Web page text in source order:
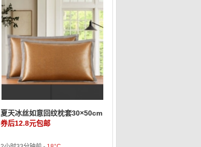
夏天冰丝如意回纹枕套30×50cm
券后12.8元包邮